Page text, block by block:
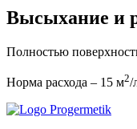
Высыхание и
Полностью
Норма расхода – 15 м2/